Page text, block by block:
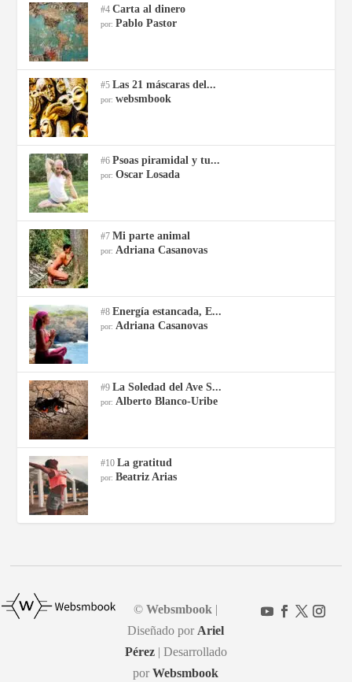
#4Carta al dinero
por: Pablo Pastor
#5Las 21 máscaras del...
por:websmbook
#6Psoas piramidal y tu...
por:Oscar Losada
#7Mi parte animal
por: Adriana Casanovas
#8Energía estancada, E...
por: Adriana Casanovas
#9La Soledad del Ave S...
por: Alberto Blanco-Uribe
#10La gratitud
por: Beatriz Arias
©Websmbook |
Diseñado por Ariel
Pérez| Desarrollado
porWebsmbook